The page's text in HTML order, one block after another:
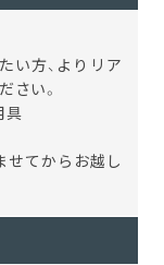
い方、よりリア
さい。
具
てからお越し